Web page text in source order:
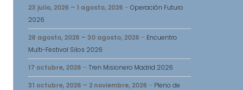
23 julio, 2026 – 1 agosto, 2026 – Operación Futuro
2026
28 agosto, 2026 – 30 agosto, 2026 – Encuentro
Multi-Festival Silos 2026
17 octubre, 2026 – Tren Misionero Madrid 2026
31 octubre, 2026 – 2 noviembre, 2026 – Pleno de